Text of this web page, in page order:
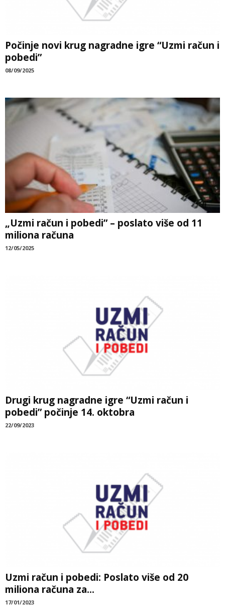
Počinje novi krug nagradne igre “Uzmi račun i
pobedi”
08/09/2025
„Uzmi račun i pobedi” – poslato više od 11
miliona računa
12/05/2025
Drugi krug nagradne igre “Uzmi račun i
pobedi” počinje 14. oktobra
22/09/2023
Uzmi račun i pobedi: Poslato više od 20
miliona računa za...
17/01/2023